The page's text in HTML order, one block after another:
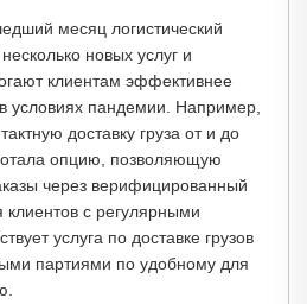
месяц логистический
новых услуг и
клиентам эффективнее
в условиях пандемии. Например,
доставку груза от и до
опцию, позволяющую
через верифицированный
с регулярными
услуга по доставке грузов
партиями по удобному для